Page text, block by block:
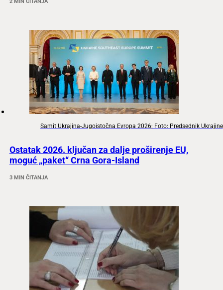
Samit Ukrajina-Jugoistočna Evropa 2026; Foto: Predsednik Ukrajine
Ostatak 2026. ključan za dalje proširenje EU,
moguć „paket“ Crna Gora-Island
3 MIN ČITANJA